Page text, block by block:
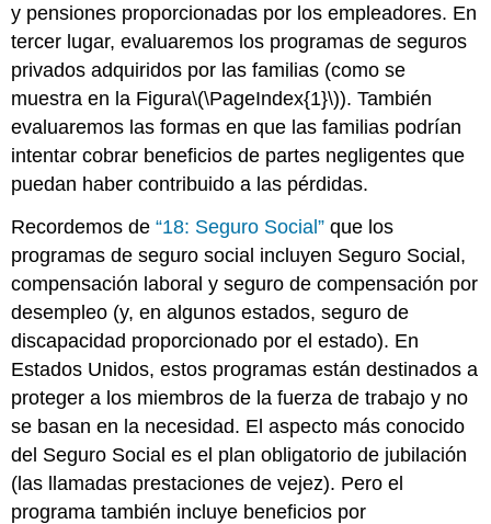
y pensiones proporcionadas por los empleadores. En
tercer lugar, evaluaremos los programas de seguros
privados adquiridos por las familias (como se
muestra en la Figura\(\PageIndex{1}\)). También
evaluaremos las formas en que las familias podrían
intentar cobrar beneficios de partes negligentes que
puedan haber contribuido a las pérdidas.
Recordemos de“18: Seguro Social” que los
programas de seguro social incluyen Seguro Social,
compensación laboral y seguro de compensación por
desempleo (y, en algunos estados, seguro de
discapacidad proporcionado por el estado). En
Estados Unidos, estos programas están destinados a
proteger a los miembros de la fuerza de trabajo y no
se basan en la necesidad. El aspecto más conocido
del Seguro Social es el plan obligatorio de jubilación
(las llamadas prestaciones de vejez). Pero el
programa también incluye beneficios por